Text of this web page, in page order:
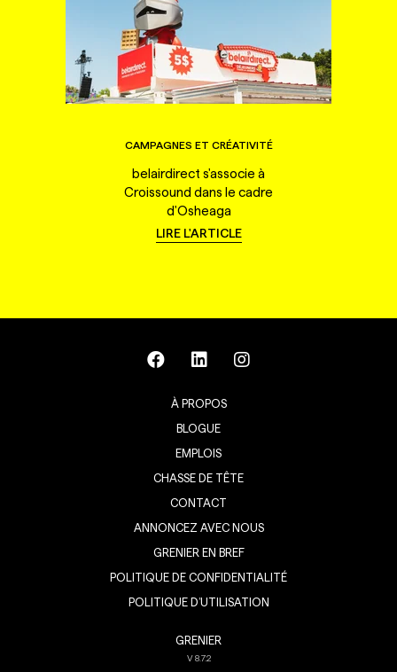
CAMPAGNES ET CRÉATIVITÉ
belairdirect s'associe à
Croissound dans le cadre
d'Osheaga
LIRE L'ARTICLE
À PROPOS
BLOGUE
EMPLOIS
CHASSE DE TÊTE
CONTACT
ANNONCEZ AVEC NOUS
GRENIER EN BREF
POLITIQUE DE CONFIDENTIALITÉ
POLITIQUE D’UTILISATION
GRENIER
V8.7.2